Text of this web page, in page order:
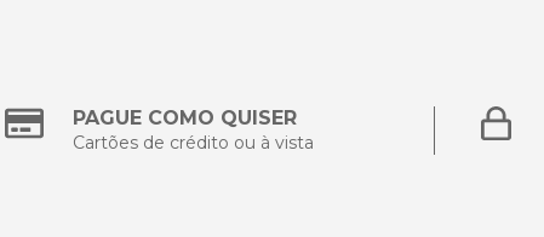
PAGUE COMO QUISER
Cartões de crédito ou à vista